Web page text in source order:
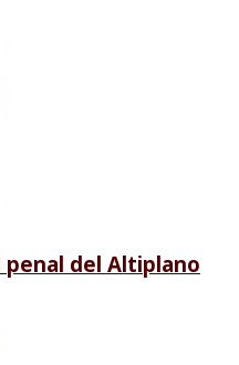
del Altiplano